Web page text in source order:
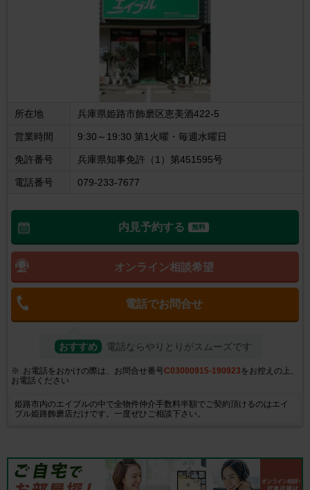
所在地 兵庫県姫路市飾磨区恵美酒422-5
営業時間 9:30～19:30 第1火曜・毎週水曜日
免許番号 兵庫県知事免許（1）第451595号
電話番号 079-233-7677
内見予約する 無料
オンライン相談希望
電話でお問合せ
おすすめ 電話ならやりとりがスムーズです
お電話をおかけの際は、お問合せ番号C03000915-190923 をお控えの上、
お電話ください
姫路市内のエイブルの中で全物件仲介手数料半額でご契約頂けるのはエイ
ブル姫路飾磨店だけです。一度ぜひご相談下さい。